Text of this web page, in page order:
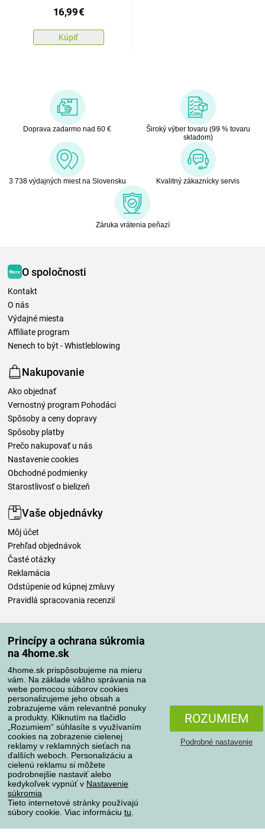
Princípy a ochrana súkromia
na 4home.sk
4home.sk prispôsobujeme na mieru
vám. Na základe vášho správania na
webe pomocou súborov cookies
personalizujeme jeho obsah a
zobrazujeme vám relevantné ponuky
a produkty. Kliknutím na tlačidlo
„Rozumiem“ súhlasíte s využívaním
cookies na zobrazenie cielenej
reklamy v reklamných sieťach na
ďalších weboch. Personalizáciu a
cielenú reklamu si môžete
podrobnejšie nastaviť alebo
kedykoľvek vypnúť v Nastavenie
súkromia
Tieto internetové stránky používajú
súbory cookie. Viac informáciu tu
ROZUMIEM
Podrobné nastavenie
16,99€
Kúpiť
Doprava zadarmo nad 60 €
Široký výber tovaru (99 % tovaru
skladom)
3 738 výdajných miest na Slovensku Kvalitný zákaznícky servis
Záruka vrátenia peňazí
O spoločnosti
Kontakt
O nás
Výdajné miesta
Affiliate program
Nenech to být - Whistleblowing
Nakupovanie
Ako objednať
Vernostný program Pohodáci
Spôsoby a ceny dopravy
Spôsoby platby
Prečo nakupovať u nás
Nastavenie cookies
Obchodné podmienky
Starostlivosť o bielizeň
Vaše objednávky
Môj účet
Prehľad objednávok
Časté otázky
Reklamácia
Odstúpenie od kúpnej zmluvy
Pravidlá spracovania recenzií
Spôsoby platby
Spoľahlivý obchod